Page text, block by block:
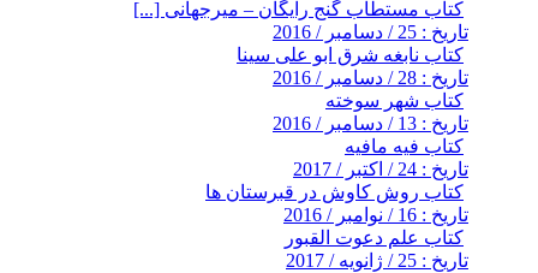
کتاب مستطاب گنج رایگان – میرجهانی [...]
تاریخ : 25 / دسامبر / 2016
کتاب نابغه شرق ابو علی سینا
تاریخ : 28 / دسامبر / 2016
کتاب شهر سوخته
تاریخ : 13 / دسامبر / 2016
کتاب فیه مافیه
تاریخ : 24 / اکتبر / 2017
کتاب روش کاوش در قبرستان ها
تاریخ : 16 / نوامبر / 2016
کتاب علم دعوت القبور
تاریخ : 25 / ژانویه / 2017